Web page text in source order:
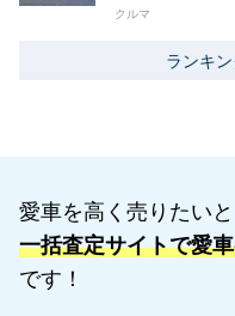
クルマ
ランキ
愛車を高く売りたいと
一括査定サイトで愛
です！